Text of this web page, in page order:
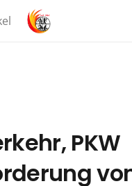
PKW